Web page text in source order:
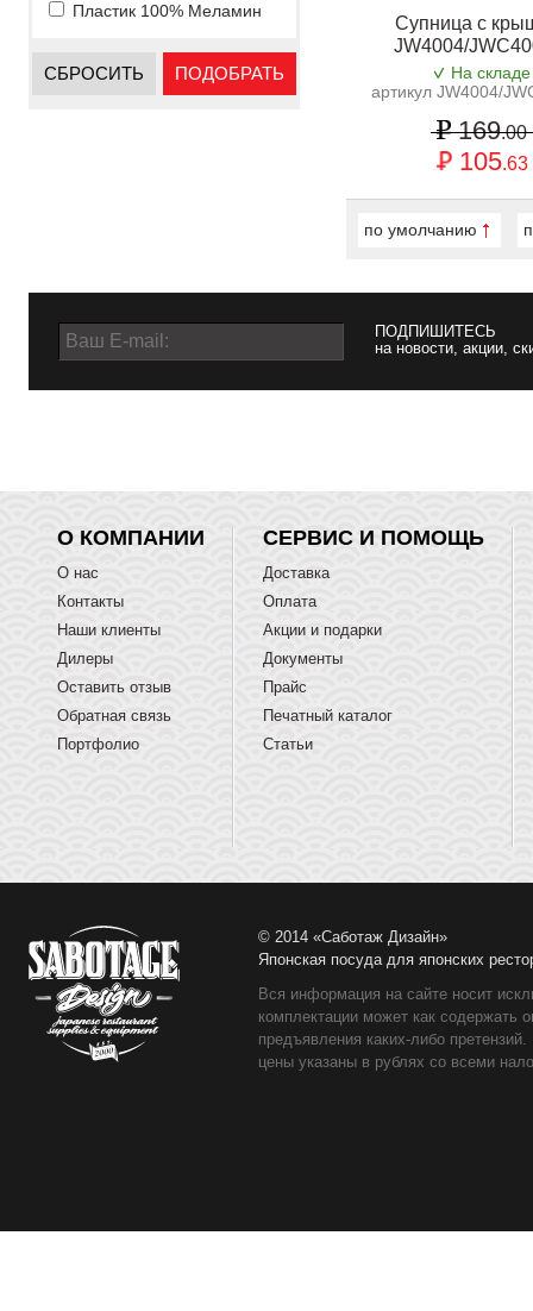
Пластик 100% Меламин
СБРОСИТЬ ПОДОБРАТЬ
Супница с
JW4004/
На складе
артикул JW4004/
169.00
105.63
по умолчанию
ПОДПИШИТЕСЬ
на новости, акции,
О КОМПАНИИ
О нас
Контакты
Наши клиенты
Дилеры
Оставить отзыв
Обратная связь
Портфолио
СЕРВИС И ПОМОЩЬ
Доставка
Оплата
Акции и подарки
Документы
Прайс
Печатный каталог
Статьи
© 2014 «Саботаж Дизайн»
Японская посуда для японских
Вся информация на сайте носит
комплектации может как содержать
предъявления каких-либо
цены указаны в рублях со всеми